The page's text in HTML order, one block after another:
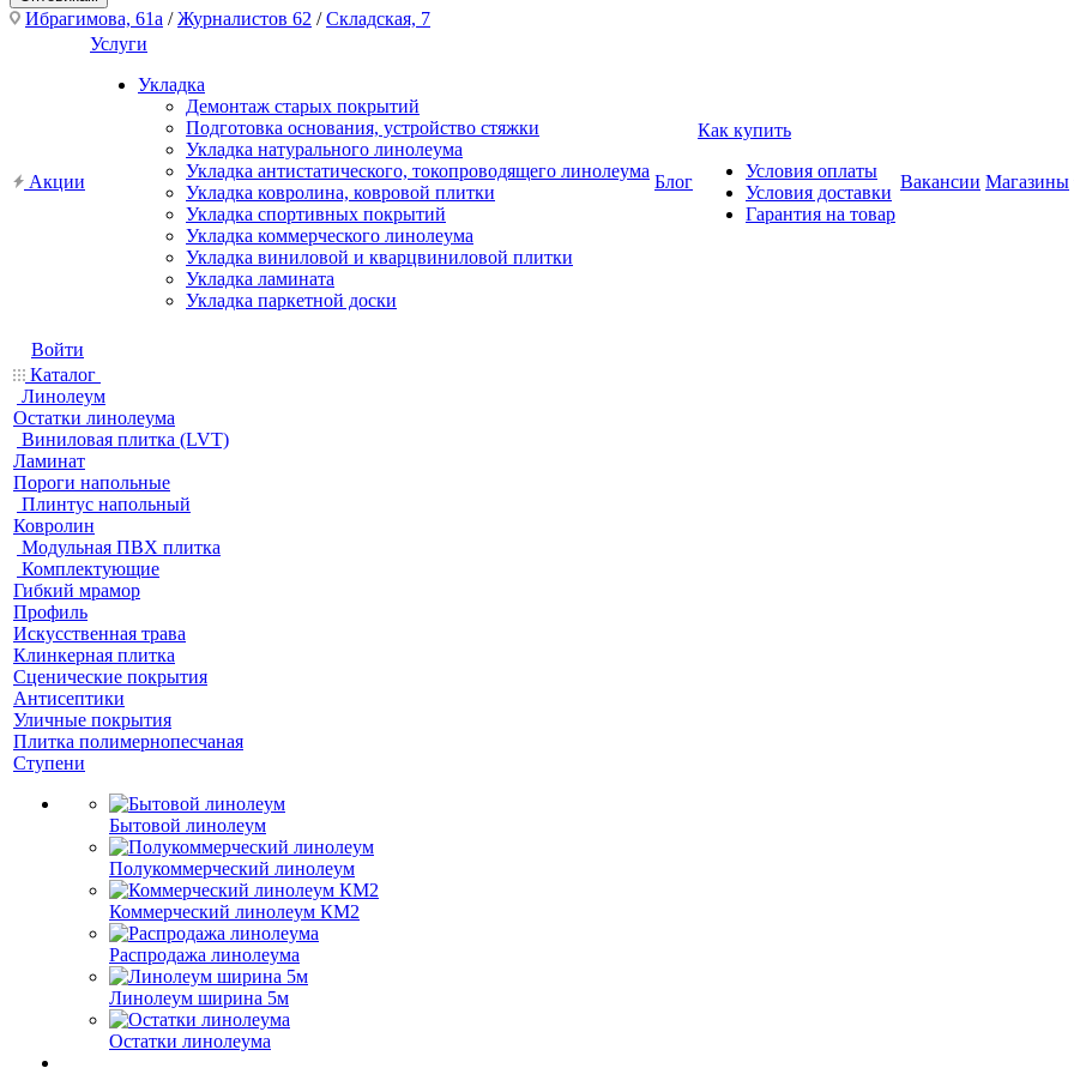
Ибрагимова, 61а /Журналистов 62 /Складская, 7
Акции
Услуги
Укладка
Демонтаж старых покрытий
Подготовка основания, устройство стяжки
Укладка натурального линолеума
Укладка антистатического, токопроводящего линолеума
Укладка ковролина, ковровой плитки
Укладка спортивных покрытий
Укладка коммерческого линолеума
Укладка виниловой и кварцвиниловой плитки
Укладка ламината
Укладка паркетной доски
Блог
Как купить
Условия оплаты
Условия доставки
Гарантия на товар
Вакансии Магазины
Войти
Каталог
Линолеум
Остатки линолеума
Виниловая плитка (LVT)
Ламинат
Пороги напольные
Плинтус напольный
Ковролин
Модульная ПВХ плитка
Комплектующие
Гибкий мрамор
Профиль
Искусственная трава
Клинкерная плитка
Сценические покрытия
Антисептики
Уличные покрытия
Плитка полимернопесчаная
Ступени
Бытовой линолеум
Полукоммерческий линолеум
Коммерческий линолеум КМ2
Распродажа линолеума
Линолеум ширина 5м
Остатки линолеума